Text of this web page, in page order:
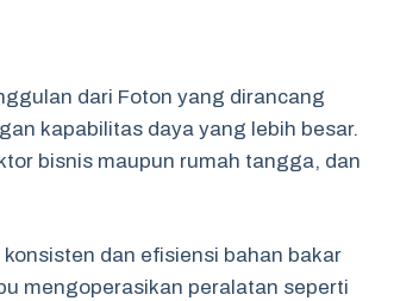
dari Foton yang dirancang
kapabilitas daya yang lebih besar.
bisnis maupun rumah tangga, dan
dan efisiensi bahan bakar
mengoperasikan peralatan seperti